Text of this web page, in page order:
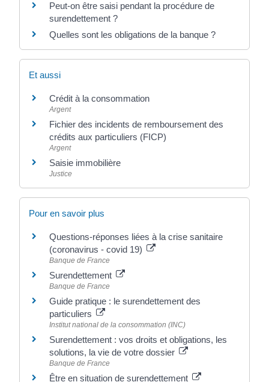
Peut-on être saisi pendant la procédure de
surendettement ?
Quelles sont les obligations de la banque ?
Et aussi
Crédit à la consommation
Argent
Fichier des incidents de remboursement des
crédits aux particuliers (FICP)
Argent
Saisie immobilière
Justice
Pour en savoir plus
Questions-réponses liées à la crise sanitaire
(coronavirus - covid 19)
Banque de France
Surendettement
Banque de France
Guide pratique : le surendettement des
particuliers
Institut national de la consommation (INC)
Surendettement : vos droits et obligations, les
solutions, la vie de votre dossier
Banque de France
Être en situation de surendettement